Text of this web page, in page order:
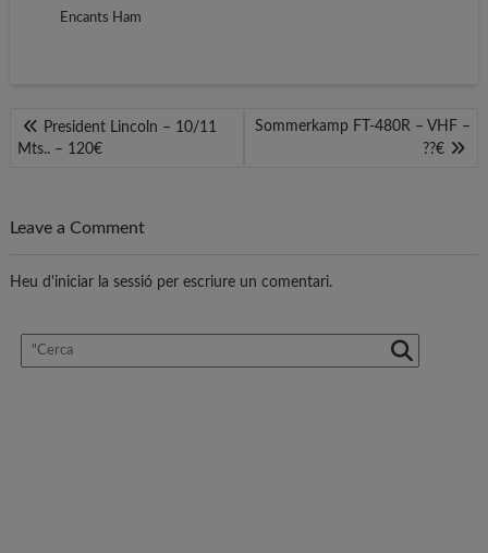
Encants Ham
Navegació
d'entrades
President Lincoln – 10/11
Mts.. – 120€
Sommerkamp FT-480R – VHF –
??€
Leave a Comment
Heu d'iniciar la sessióper escriure un comentari.